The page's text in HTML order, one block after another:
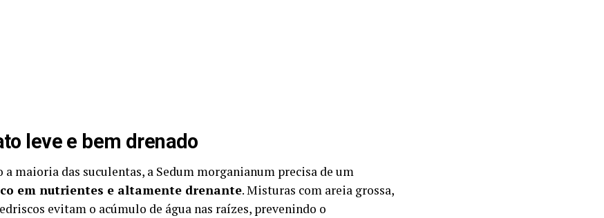
leve e bem drenado
a maioria das suculentas, a Sedum morganianum precisa de um
em nutrientes e altamente drenante. Misturas com areia grossa,
evitam o acúmulo de água nas raízes, prevenindo o